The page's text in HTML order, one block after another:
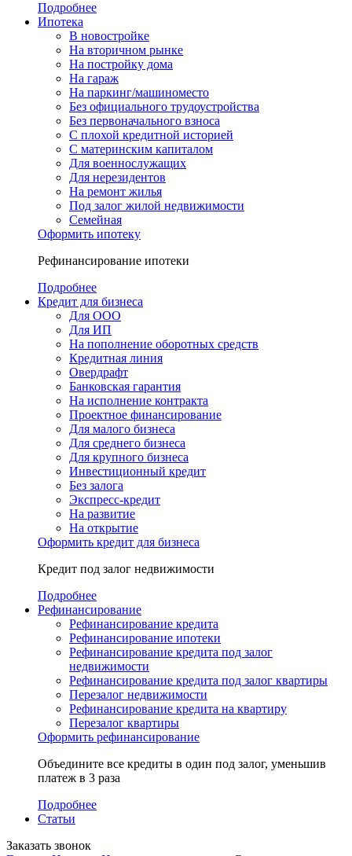
Подробнее
Ипотека
В новостройке
На вторичном рынке
На постройку дома
На гараж
На паркинг/машиноместо
Без официального трудоустройства
Без первоначального взноса
С плохой кредитной историей
С материнским капиталом
Для военнослужащих
Для нерезидентов
На ремонт жилья
Под залог жилой недвижимости
Семейная
Оформить ипотеку
Рефинансирование ипотеки
Подробнее
Кредит для бизнеса
Для ООО
Для ИП
На пополнение оборотных средств
Кредитная линия
Овердрафт
Банковская гарантия
На исполнение контракта
Проектное финансирование
Для малого бизнеса
Для среднего бизнеса
Для крупного бизнеса
Инвестиционный кредит
Без залога
Экспресс-кредит
На развитие
На открытие
Оформить кредит для бизнеса
Кредит под залог недвижимости
Подробнее
Рефинансирование
Рефинансирование кредита
Рефинансирование ипотеки
Рефинансирование кредита под залог
недвижимости
Рефинансирование кредита под залог квартиры
Перезалог недвижимости
Рефинансирование кредита на квартиру
Перезалог квартиры
Оформить рефинансирование
Объедините все кредиты в один под залог, уменьшив
платеж в 3 раза
Подробнее
Статьи
Заказать звонок